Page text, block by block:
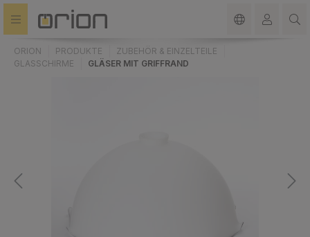
springen
ORION PRODUKTE
ZUBEHÖR & EINZELTEILE
GLASSCHIRME
GLÄSER MIT GRIFFRAND